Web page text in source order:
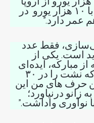
توربین گازی با صرف هزینه ۳۰ هزار یورو از اروپا
وارد می‌شد، حالا همان توربین با ۱۰ هزار یورو در
عمر دارد.”
فقط عدد
شغل جدید است. یکی از
جوانی ۲۸ ساله از مبارکه، ایده‌ای
برای سنسورهای هوشمند داد که نشت را در ۳۰
حرف های من این
زانو درنیاورد؛
نوآوری واداشت.”